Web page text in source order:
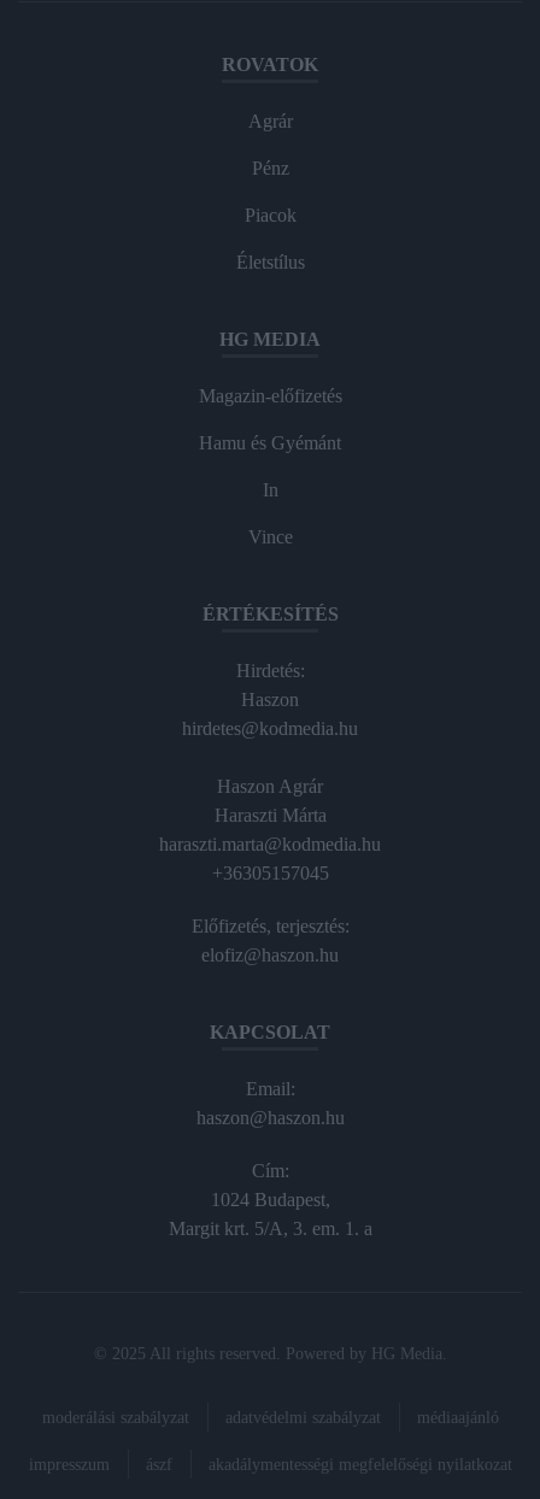
ROVATOK
Agrár
Pénz
Piacok
Életstílus
HG MEDIA
Magazin-előfizetés
Hamu és Gyémánt
In
Vince
ÉRTÉKESÍTÉS
Hirdetés:
Haszon
hirdetes@kodmedia.hu
Haszon Agrár
Haraszti Márta
haraszti.marta@kodmedia.hu
+36305157045
Előfizetés, terjesztés:
elofiz@haszon.hu
KAPCSOLAT
Email:
haszon@haszon.hu
Cím:
1024 Budapest,
Margit krt. 5/A, 3. em. 1. a
© 2025 All rights reserved. Powered by HG Media
moderálási szabályzat adatvédelmi szabályzat médiaajánló
impresszum ászf akadálymentességi megfelelőségi nyilatkozat